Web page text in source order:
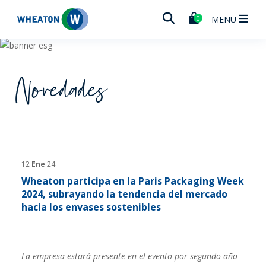
Wheaton 0 MENU
Novedades
12 Ene 24
Wheaton participa en la Paris Packaging Week
2024, subrayando la tendencia del mercado
hacia los envases sostenibles
La empresa estará presente en el evento por segundo año